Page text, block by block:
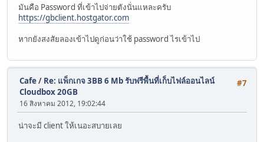
มันคือ Password ที่เข้าไปจ่ายตังนั่นแหละครับ
https://gbclient.hostgator.com
หากยังสงสัยลองเข้าไปดูก่อนว่าใช้ password ไรเข้าไป
#7
Cafe/ Re: แพ็กเกจ 3BB 6 Mb รับฟรีพื้นที่เก็บไฟล์ออนไลน์
Cloudbox 20GB
16 สิงหาคม 2012, 19:02:44
น่าจะมี client ให้เนอะสบายเลย